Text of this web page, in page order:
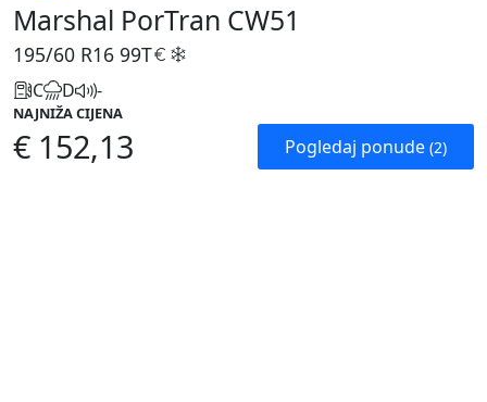
Marshal PorTran CW51
195/60 R16 99T
C D -
NAJNIŽA CIJENA
€ 152,13 Pogledaj ponude (2)